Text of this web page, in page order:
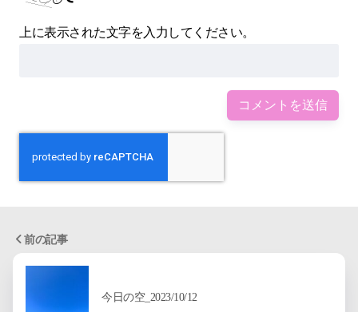
上に表示された文字を入力してください。
前の記事
今日の空_2023/10/12